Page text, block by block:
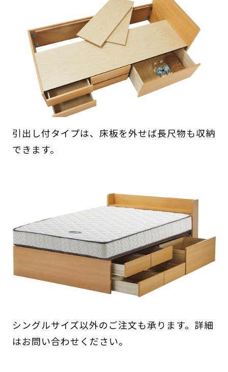
引出し付タイプは、床板を外せば長尺物も収納
できます。
シングルサイズ以外のご注文も承ります。詳細
はお問い合わせください。